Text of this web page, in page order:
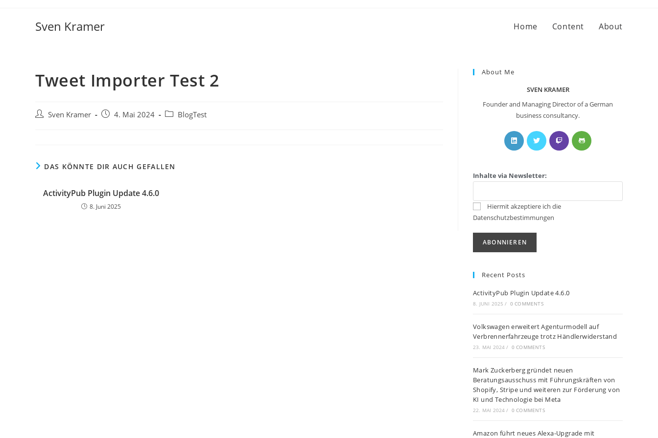
Sven Kramer Home Content About
Tweet Importer Test 2
Sven Kramer 4. Mai 2024 BlogTest
DAS KÖNNTE DIR AUCH GEFALLEN
ActivityPub Plugin Update 4.6.0
8. Juni 2025
About Me
SVEN KRAMER
Founder and Managing Director of a German
business consultancy.
Inhalte via Newsletter:
Hiermit akzeptiere ich die
Datenschutzbestimmungen
Recent Posts
ActivityPub Plugin Update 4.6.0
8. JUNI 2025 / 0 COMMENTS
Volkswagen erweitert Agenturmodell auf
Verbrennerfahrzeuge trotz Händlerwiderstand
23. MAI 2024 / 0 COMMENTS
Mark Zuckerberg gründet neuen
Beratungsausschuss mit Führungskräften von
Shopify, Stripe und weiteren zur Förderung von
KI und Technologie bei Meta
22. MAI 2024 / 0 COMMENTS
Amazon führt neues Alexa-Upgrade mit